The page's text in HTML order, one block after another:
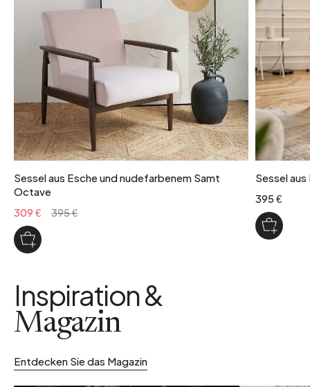
Sessel aus Esche und nudefarbenem Samt
Octave
309 €
395 €
Sessel
395 €
Inspiration &
Magazin
Entdecken Sie das Magazin